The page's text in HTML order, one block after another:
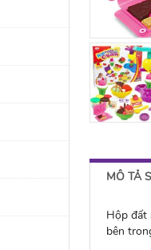
MÔ TẢ
Hộp đất
bên